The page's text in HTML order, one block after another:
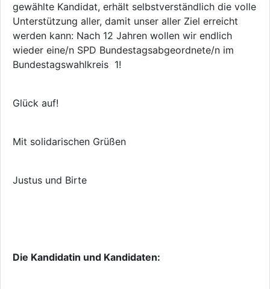
gewählte Kandidat, erhält selbstverständlich die volle
Unterstützung aller, damit unser aller Ziel erreicht
werden kann: Nach 12 Jahren wollen wir endlich
wieder eine/n SPD Bundestagsabgeordnete/n im
Bundestagswahlkreis 1!
Glück auf!
Mit solidarischen Grüßen
Justus und Birte
Die Kandidatin und Kandidaten: